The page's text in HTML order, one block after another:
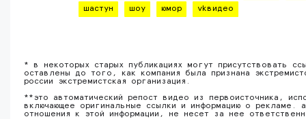
шастун шоу юмор vkвидео
* в некоторых старых публикациях могут присутствовать
оставлены до того, как компания была признана
россии экстремистская организация.
**это автоматический репост видео из первоисточника,
включающее оригинальные ссылки и информацию о рекламе.
отношения к этой информации, не несет за нее